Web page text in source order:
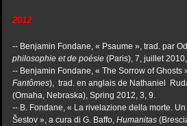
2012
-- Benjamin Fondane, « Psaume », trad. par
philosophie et de poésie (Paris), 7, juillet
-- Benjamin Fondane, « The Sorrow of Ghosts
Fantômes), trad. en anglais de Nathaniel
(Omaha, Nebraska), Spring 2012, 3, 9.
-- B. Fondane, « La rivelazione della morte.
Šestov », a cura di G. Baffo, Humanitas